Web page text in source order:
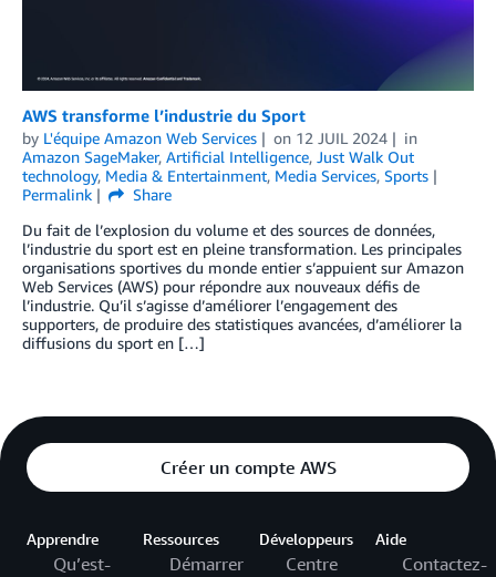
AWS transforme l’industrie du Sport
by L'équipe Amazon Web Services on 12 JUIL 2024
in
Amazon SageMaker, Artificial Intelligence, Just Walk Out
technology, Media & Entertainment, Media Services, Sports
Permalink
Share
Du fait de l’explosion du volume et des sources de données,
l’industrie du sport est en pleine transformation. Les principales
organisations sportives du monde entier s’appuient sur Amazon
Web Services (AWS) pour répondre aux nouveaux défis de
l’industrie. Qu’il s’agisse d’améliorer l’engagement des
supporters, de produire des statistiques avancées, d’améliorer la
diffusions du sport en […]
Créer un compte AWS
Apprendre
Qu’est-
Ressources
Démarrer
Développeurs
Centre
Aide
Contactez-